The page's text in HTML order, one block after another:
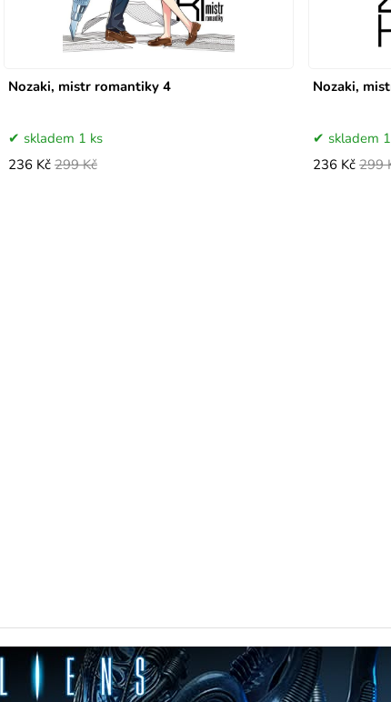
Nozaki, mistr romantiky 4
skladem 1 ks
236 Kč 299 Kč
Nozaki,
skladem
236 Kč 299